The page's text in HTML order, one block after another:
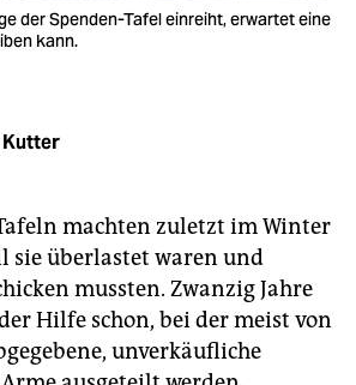
der Spenden-Tafel einreiht, erwartet eine
kann.
Kutter
machten zuletzt im Winter
sie überlastet waren und
mussten. Zwanzig Jahre
Hilfe schon, bei der meist von
unverkäufliche